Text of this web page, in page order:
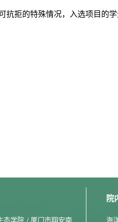
抗拒的特殊情况，入选项目的学
态学院 / 厦门市翔安南
院
海